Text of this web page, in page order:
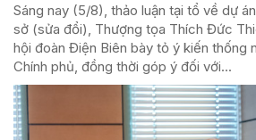
Sáng nay (5/8), thảo luận tại tổ về dự
sở (sửa đổi), Thượng tọa Thích Đức
hội đoàn Điện Biên bày tỏ ý kiến thống
Chính phủ, đồng thời góp ý đối với...